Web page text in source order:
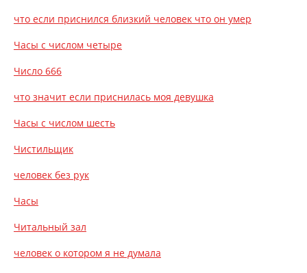
что если приснился близкий человек что он умер
Часы с числом четыре
Число 666
что значит если приснилась моя девушка
Часы с числом шесть
Чистильщик
человек без рук
Часы
Читальный зал
человек о котором я не думала